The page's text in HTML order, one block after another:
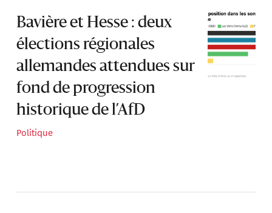
Bavière et Hesse : deux
élections régionales
allemandes attendues sur
fond de progression
historique de l’AfD
Politique